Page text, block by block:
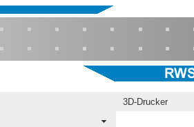
3D-Drucker